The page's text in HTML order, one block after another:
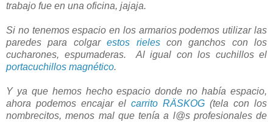
trabajo fue en una oficina, jajaja.
Si no tenemos espacio en los armarios podemos utilizar las
paredes para colgarestos rielescon ganchos con los
cucharones, espumaderas. Al igual con los cuchillos el
portacuchillos magnético.
Y ya que hemos hecho espacio donde no había espacio,
ahora podemos encajar el carrito RÄSKOG (tela con los
nombrecitos, menos mal que tenía a l@s profesionales de